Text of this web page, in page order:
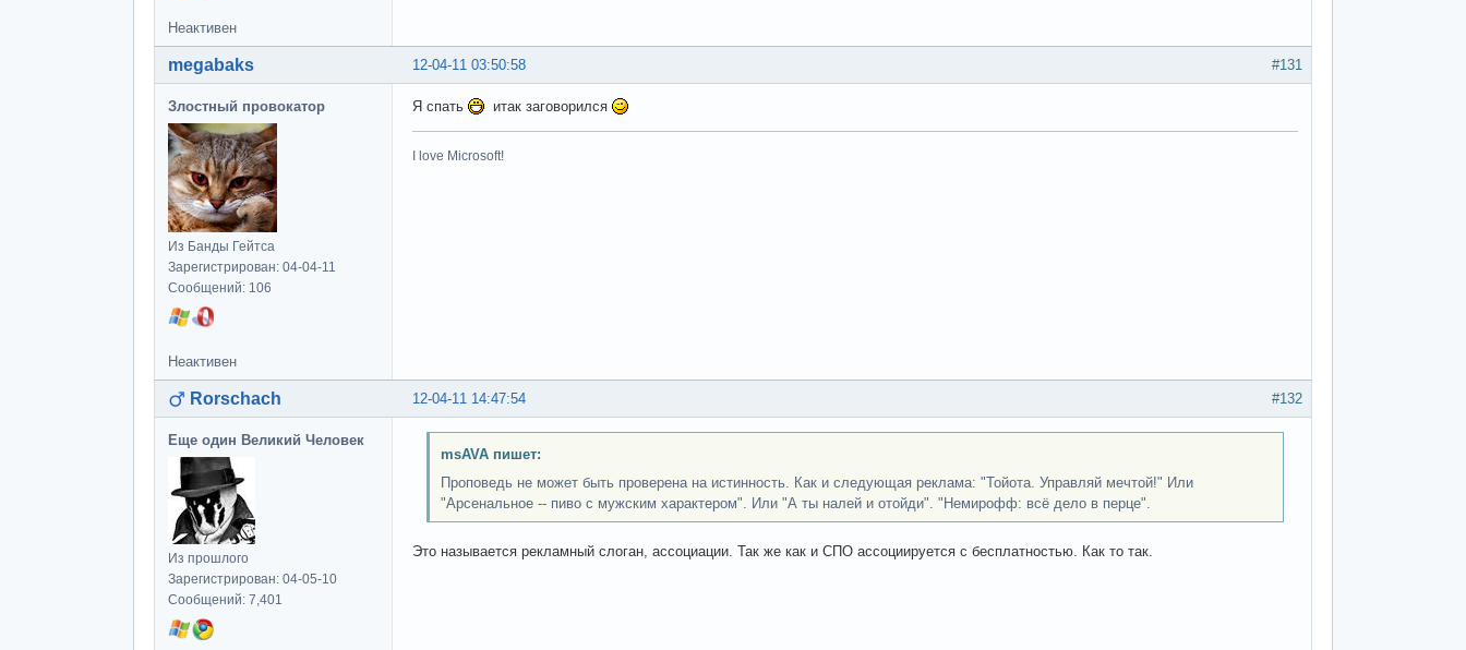
Неактивен
#131
12-04-11 03:50:58
megabaks
Злостный провокатор
Из Банды Гейтса
Зарегистрирован: 04-04-11
Сообщений: 106
Я спать итак заговорился
I love Microsoft!
Неактивен
#132
12-04-11 14:47:54
Rorschach
Еще один Великий Человек
Из прошлого
Зарегистрирован: 04-05-10
Сообщений: 7,401
msAVA пишет:
Проповедь не может быть проверена на истинность. Как и следующая реклама: "Тойота. Управляй мечтой!" Или
"Арсенальное -- пиво с мужским характером". Или "А ты налей и отойди". "Немирофф: всё дело в перце".
Это называется рекламный слоган, ассоциации. Так же как и СПО ассоциируется с бесплатностью. Как то так.